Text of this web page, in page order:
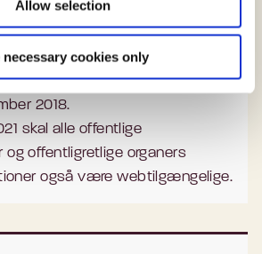
Allow selection
necessary cookies only
2020 træder næste fase af
betyder, at også ældre
være tilgængelige. Et websted
ældre, hvis det er offentliggjort
2018.
skal alle offentlige
og offentligretlige organers
også være webtilgængelige.